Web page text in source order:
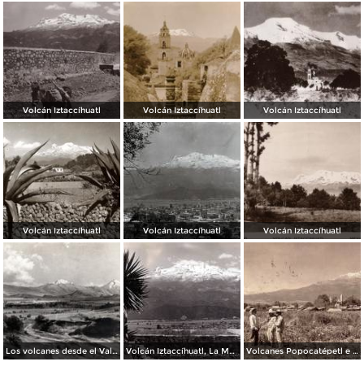
Volcán Iztaccíhuatl Volcán Iztaccíhuatl Volcán Iztaccíhuatl
Volcán Iztaccíhuatl Volcán Iztaccíhuatl Volcán Iztaccíhuatl
Los volcanes desde el Valle de México Volcán Iztaccíhuatl, La Mujer Dormida Volcanes Popocatépetl e Iztaccíhuatl